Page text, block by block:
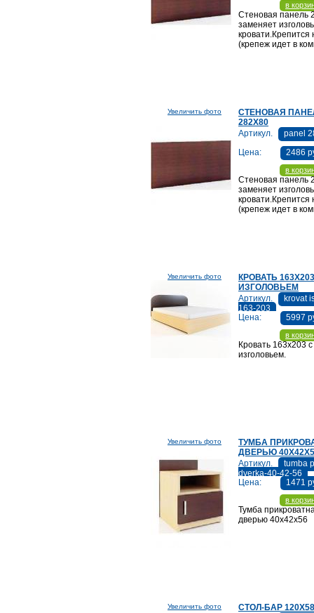
в
Стеновая панель
заменяет
кровати.Крепится
(крепеж идет в
Увеличить фото
СТЕНОВАЯ
282Х80
Артикул.
panel
Цена:
2486
в
Стеновая панель
заменяет
кровати.Крепится
(крепеж идет в
Увеличить фото
КРОВАТЬ
ИЗГОЛОВЬЕМ
Артикул.
krovat
163-203
Цена:
5997
в
Кровать 163х203 с
изголовьем.
Увеличить фото
ТУМБА
ДВЕРЬЮ
Артикул.
tumba
dverka-40-42-56
Цена:
1471
в
Тумба
дверью 40х42х56
Увеличить фото
СТОЛ-БАР